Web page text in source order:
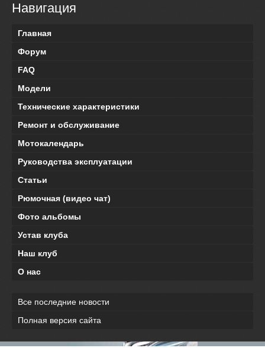
Навигация
Главная
Форум
FAQ
Модели
Технические характеристики
Ремонт и обслуживание
Мотокалендарь
Руководства эксплуатации
Статьи
Рюмочная (видео чат)
Фото альбомы
Устав клуба
Наш клуб
О нас
Все последние новости
Полная версия сайта